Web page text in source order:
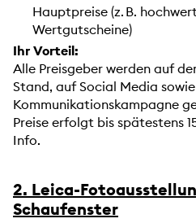
Hauptpreise (z. B.
Wertgutscheine)
Ihr Vorteil:
Alle Preisgeber werden auf
Stand, auf Social Media
Kommunikationskampagne
Preise erfolgt bis spätestens
Info.
2. Leica-
Schaufenster